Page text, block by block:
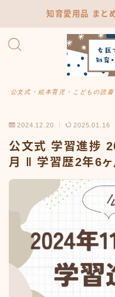
知育愛用品 まと
公文式・絵本育児・こどもの読
MENU
公文式まとめ
学習習慣
長男・言葉発達の記録
リアル愛用品
2024.12.20 2025.01.16
公文式 学習進捗
月 ‖ 学習歴2年6ヶ